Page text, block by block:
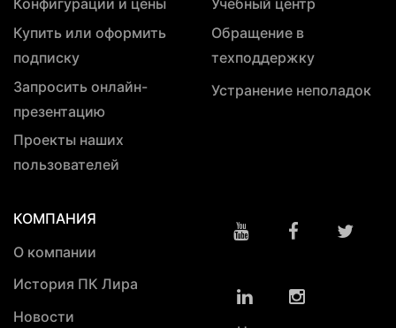
Купить или оформить
подписку
Запросить онлайн-
презентацию
Проекты наших
пользователей
Обращение в
техподдержку
Устранение неполадок
КОМПАНИЯ
О компании
История ПК Лира
Новости